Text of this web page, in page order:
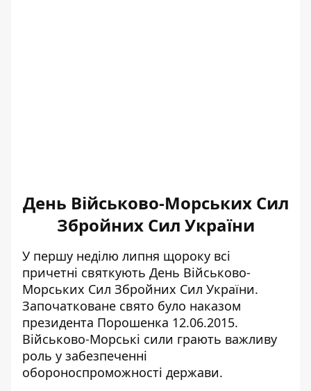
День Військово-Морських Сил
Збройних Сил України
У першу неділю липня щороку всі
причетні святкують День Військово-
Морських Сил Збройних Сил України.
Започатковане свято було наказом
президента Порошенка 12.06.2015.
Військово-Морські сили грають важливу
роль у забезпеченні
обороноспроможності держави.